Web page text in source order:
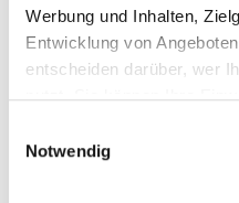
Werbung und Inhalten,
Entwicklung von
entscheiden darüber, wer
nutzt. Sie können Ihre
Trigger Symbol ändern oder
Notwendig
3575810